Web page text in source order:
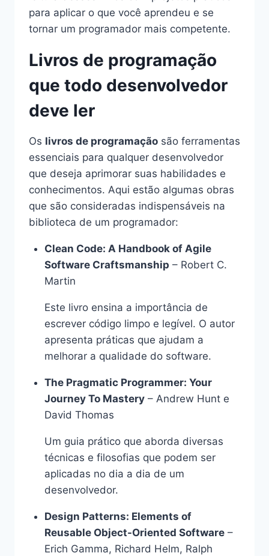
para aplicar o que você aprendeu e se
tornar um programador mais competente.
Livros de programação
que todo desenvolvedor
deve ler
Os livros de programação são ferramentas
essenciais para qualquer desenvolvedor
que deseja aprimorar suas habilidades e
conhecimentos. Aqui estão algumas obras
que são consideradas indispensáveis na
biblioteca de um programador:
Clean Code: A Handbook of Agile
Software Craftsmanship – Robert C.
Martin
Este livro ensina a importância de
escrever código limpo e legível. O autor
apresenta práticas que ajudam a
melhorar a qualidade do software.
The Pragmatic Programmer: Your
Journey To Mastery– Andrew Hunt e
David Thomas
Um guia prático que aborda diversas
técnicas e filosofias que podem ser
aplicadas no dia a dia de um
desenvolvedor.
Design Patterns: Elements of
Reusable Object-Oriented Software–
Erich Gamma, Richard Helm, Ralph